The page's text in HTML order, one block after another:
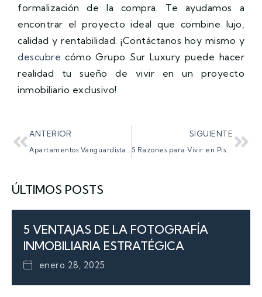
formalización de la compra. Te ayudamos a
encontrar el proyecto ideal que combine lujo,
calidad y rentabilidad. ¡Contáctanos hoy mismo y
descubre cómo Grupo Sur Luxury puede hacer
realidad tu sueño de vivir en un proyecto
inmobiliario exclusivo!
ANTERIOR SIGUIENTE
ÚLTIMOS POSTS
5 VENTAJAS DE LA FOTOGRAFÍA
INMOBILIARIA ESTRATÉGICA
enero 28, 2025